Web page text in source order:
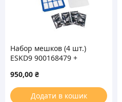
Набор мешков (4 шт.)
ESKD9 900168479 +
выходной HEPA +
освежитель для
пылесоса Electrolux
950,00 ₴
Додати в кошик